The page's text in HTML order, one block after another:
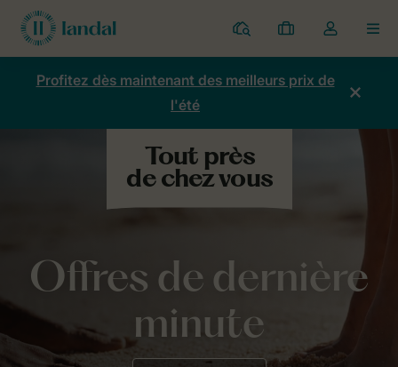
Parcs
Mes
réservations
Toggle
the
my
account
Profitez dès maintenant des meilleurs prix de
l'été
Offres de dernière
minute